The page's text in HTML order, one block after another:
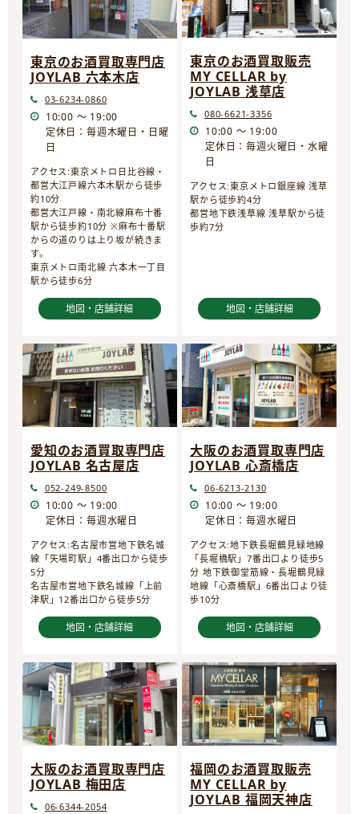
東京のお酒買取専門店
JOYLAB 六本木店
03-6234-0860
10:00 ～ 19:00
定休日：毎週木曜日・日曜
日
アクセス:東京メトロ日比谷線・
都営大江戸線六本木駅から徒歩
約10分
都営大江戸線・南北線麻布十番
駅から徒歩約10分 ※麻布十番駅
からの道のりは上り坂が続きま
す。
東京メトロ南北線 六本木一丁目
駅から徒歩6分
地図・店舗詳細
東京のお酒買取販売
MY CELLAR by
JOYLAB 浅草店
080-6621-3356
10:00 ～ 19:00
定休日：毎週火曜日・水曜
日
アクセス:東京メトロ銀座線 浅草
駅から徒歩約4分
都営地下鉄浅草線 浅草駅から徒
歩約7分
地図・店舗詳細
愛知のお酒買取専門店
JOYLAB 名古屋店
052-249-8500
10:00 ～ 19:00
定休日：毎週水曜日
アクセス:名古屋市営地下鉄名城
線「矢場町駅」4番出口から徒歩
5分
名古屋市営地下鉄名城線「上前
津駅」12番出口から徒歩5分
地図・店舗詳細
大阪のお酒買取専門店
JOYLAB 心斎橋店
06-6213-2130
10:00 ～ 19:00
定休日：毎週水曜日
アクセス:地下鉄長堀鶴見緑地線
「長堀橋駅」7番出口より徒歩5
分 地下鉄御堂筋線・長堀鶴見緑
地線「心斎橋駅」6番出口より徒
歩10分
地図・店舗詳細
大阪のお酒買取専門店
JOYLAB 梅田店
06-6344-2054
福岡のお酒買取販売
MY CELLAR by
JOYLAB 福岡天神店